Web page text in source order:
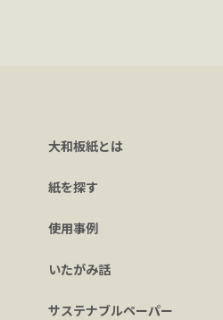
大和板紙とは
紙を探す
使用事例
いたがみ話
サステナブルペーパー